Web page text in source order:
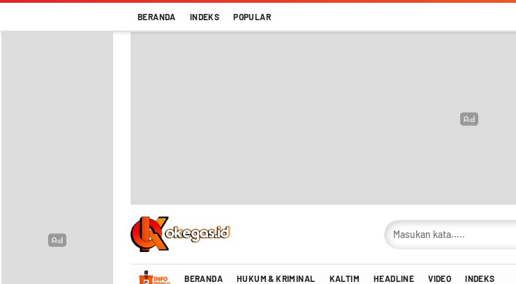
BERANDA INDEKS POPULAR
Oke Gas Indonesia | Energi Positif Informasi Terkini!
BERANDA HUKUM & KRIMINAL KALTIM HEADLINE VIDEO INDEKS